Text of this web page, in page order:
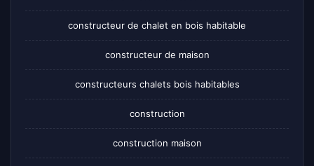
constructeur de chalet en bois habitable
constructeur de maison
constructeurs chalets bois habitables
construction
construction maison